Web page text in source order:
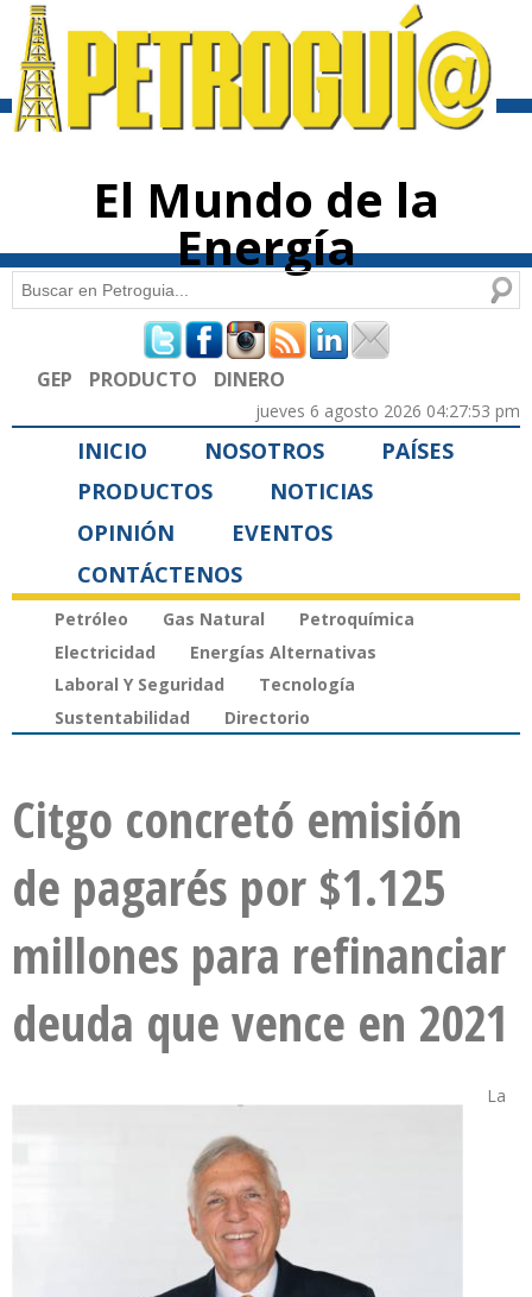
contenido
El Mundo de la
Energía
Formulario de búsqueda
Buscar
GEP PRODUCTO DINERO
jueves 6 agosto 2026 04:27:53 pm
INICIO NOSOTROS
PAÍSES
PRODUCTOS
NOTICIAS
OPINIÓN
EVENTOS
CONTÁCTENOS
Petróleo Gas Natural
Petroquímica
Electricidad
Energías Alternativas
Laboral Y Seguridad
Tecnología
Sustentabilidad
Directorio
Citgo concretó emisión
de pagarés por $1.125
millones para refinanciar
deuda que vence en 2021
La